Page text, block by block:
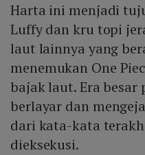
Harta ini menjadi
Luffy dan kru topi
laut lainnya yang
menemukan One
bajak laut. Era
berlayar dan
dari kata-kata
dieksekusi.